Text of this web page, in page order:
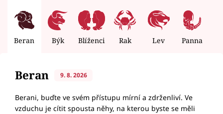
Beran Býk Blíženci Rak Lev Panna
Beran 9. 8. 2026
Berani, buďte ve svém přístupu mírní a zdrženliví. Ve
vzduchu je cítit spousta něhy, na kterou byste se měli